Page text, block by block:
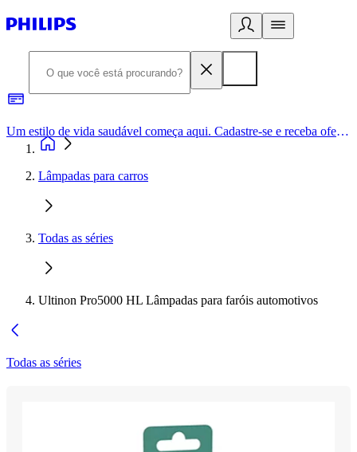
Um estilo de vida saudável começa aqui. Cadastre-se e receba ofertas exclusivas.
Lâmpadas para carros
Todas as séries
Ultinon Pro5000 HL Lâmpadas para faróis automotivos
Todas as séries